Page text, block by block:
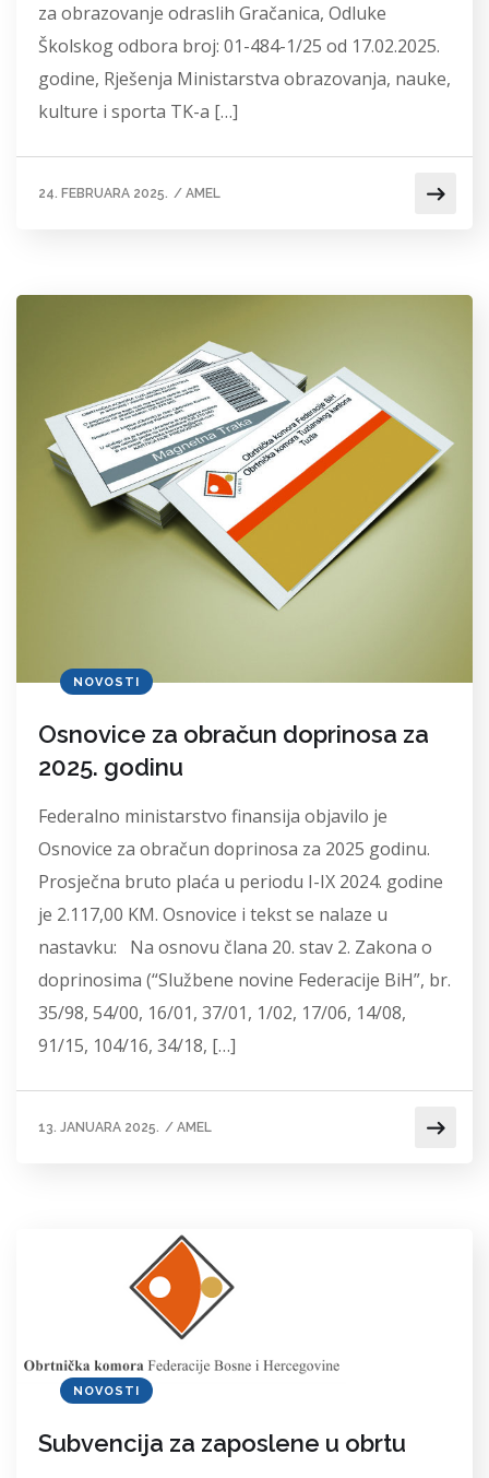
za obrazovanje odraslih Gračanica, Odluke
Školskog odbora broj: 01-484-1/25 od 17.02.2025.
godine, Rješenja Ministarstva obrazovanja, nauke,
kulture i sporta TK-a […]
24. FEBRUARA 2025. / AMEL
NOVOSTI
Osnovice za obračun doprinosa za
2025. godinu
Federalno ministarstvo finansija objavilo je
Osnovice za obračun doprinosa za 2025 godinu.
Prosječna bruto plaća u periodu I-IX 2024. godine
je 2.117,00 KM. Osnovice i tekst se nalaze u
nastavku: Na osnovu člana 20. stav 2. Zakona o
doprinosima (“Službene novine Federacije BiH”, br.
35/98, 54/00, 16/01, 37/01, 1/02, 17/06, 14/08,
91/15, 104/16, 34/18, […]
13. JANUARA 2025. / AMEL
NOVOSTI
Subvencija za zaposlene u obrtu